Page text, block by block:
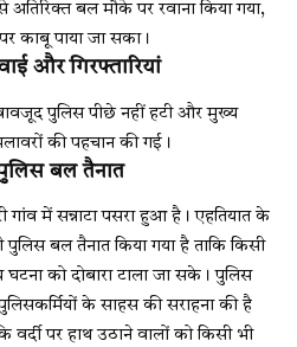
बल मौके पर रवाना किया गया,
काबू पाया जा सका।
और गिरफ्तारियां
पुलिस पीछे नहीं हटी और मुख्य
की पहचान की गई।
बल तैनात
गांव में सन्नाटा पसरा हुआ है। एहतियात के
पुलिस बल तैनात किया गया है ताकि किसी
घटना को दोबारा टाला जा सके। पुलिस
के साहस की सराहना की है
वर्दी पर हाथ उठाने वालों को किसी भी